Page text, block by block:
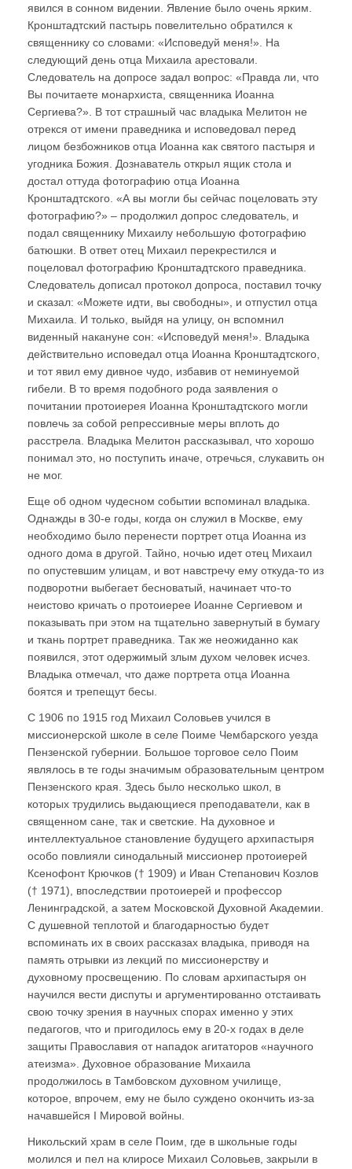
явился в сонном видении. Явление было очень ярким.
Кронштадтский пастырь повелительно обратился к
священнику со словами: «Исповедуй меня!». На
следующий день отца Михаила арестовали.
Следователь на допросе задал вопрос: «Правда ли, что
Вы почитаете монархиста, священника Иоанна
Сергиева?». В тот страшный час владыка Мелитон не
отрекся от имени праведника и исповедовал перед
лицом безбожников отца Иоанна как святого пастыря и
угодника Божия. Дознаватель открыл ящик стола и
достал оттуда фотографию отца Иоанна
Кронштадтского. «А вы могли бы сейчас поцеловать эту
фотографию?» – продолжил допрос следователь, и
подал священнику Михаилу небольшую фотографию
батюшки. В ответ отец Михаил перекрестился и
поцеловал фотографию Кронштадтского праведника.
Следователь дописал протокол допроса, поставил точку
и сказал: «Можете идти, вы свободны», и отпустил отца
Михаила. И только, выйдя на улицу, он вспомнил
виденный накануне сон: «Исповедуй меня!». Владыка
действительно исповедал отца Иоанна Кронштадтского,
и тот явил ему дивное чудо, избавив от неминуемой
гибели. В то время подобного рода заявления о
почитании протоиерея Иоанна Кронштадтского могли
повлечь за собой репрессивные меры вплоть до
расстрела. Владыка Мелитон рассказывал, что хорошо
понимал это, но поступить иначе, отречься, слукавить он
не мог.
Еще об одном чудесном событии вспоминал владыка.
Однажды в 30-е годы, когда он служил в Москве, ему
необходимо было перенести портрет отца Иоанна из
одного дома в другой. Тайно, ночью идет отец Михаил
по опустевшим улицам, и вот навстречу ему откуда-то из
подворотни выбегает бесноватый, начинает что-то
неистово кричать о протоиерее Иоанне Сергиевом и
показывать при этом на тщательно завернутый в бумагу
и ткань портрет праведника. Так же неожиданно как
появился, этот одержимый злым духом человек исчез.
Владыка отмечал, что даже портрета отца Иоанна
боятся и трепещут бесы.
С 1906 по 1915 год Михаил Соловьев учился в
миссионерской школе в селе Поиме Чембарского уезда
Пензенской губернии. Большое торговое село Поим
являлось в те годы значимым образовательным центром
Пензенского края. Здесь было несколько школ, в
которых трудились выдающиеся преподаватели, как в
священном сане, так и светские. На духовное и
интеллектуальное становление будущего архипастыря
особо повлияли синодальный миссионер протоиерей
Ксенофонт Крючков († 1909) и Иван Степанович Козлов
(† 1971), впоследствии протоиерей и профессор
Ленинградской, а затем Московской Духовной Академии.
С душевной теплотой и благодарностью будет
вспоминать их в своих рассказах владыка, приводя на
память отрывки из лекций по миссионерству и
духовному просвещению. По словам архипастыря он
научился вести диспуты и аргументированно отстаивать
свою точку зрения в научных спорах именно у этих
педагогов, что и пригодилось ему в 20-х годах в деле
защиты Православия от нападок агитаторов «научного
атеизма». Духовное образование Михаила
продолжилось в Тамбовском духовном училище,
которое, впрочем, ему не было суждено окончить из-за
начавшейся I Мировой войны.
Никольский храм в селе Поим, где в школьные годы
молился и пел на клиросе Михаил Соловьев, закрыли в